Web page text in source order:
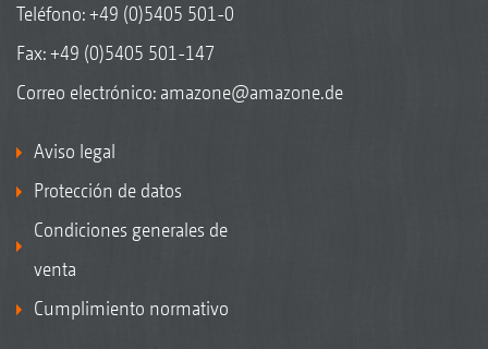
Teléfono:+49 (0)5405 501-0
Fax: +49 (0)5405 501-147
Correo electrónico: amazone@amazone.de
Aviso legal
Protección de datos
Condiciones generales de
venta
Cumplimiento normativo